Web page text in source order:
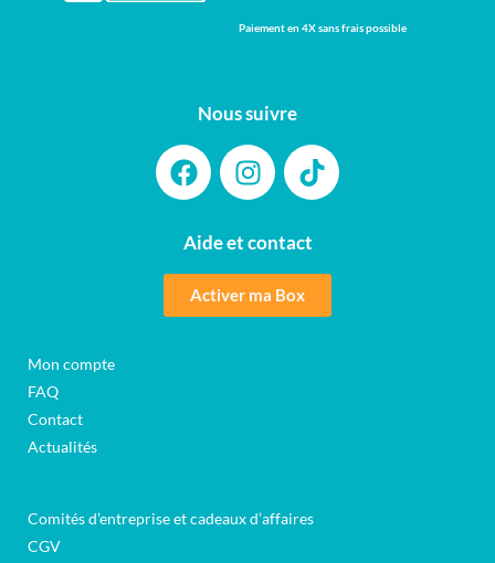
Paiement en 4X sans frais possible
Nous suivre
Aide et contact
Activer ma Box
Mon compte
FAQ
Contact
Actualités
Comités d’entreprise et cadeaux d’affaires
CGV